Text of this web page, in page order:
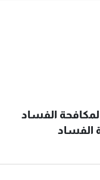
الفساد
الفساد